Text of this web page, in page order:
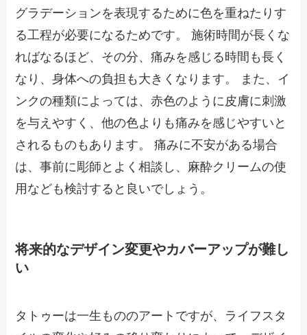
グラデーションを表現するために色を重ねたりす
る工程が必要になるためです。 施術時間が長くな
ればなるほど、その分、痛みを感じる時間も長く
なり、身体への負担も大きくなります。 また、イ
ンクの種類によっては、赤色のように皮膚に刺激
を与えやすく、他の色よりも痛みを感じやすいと
されるものもあります。 痛みに不安がある場合
は、事前に彫師とよく相談し、麻酔クリームの使
用なども検討すると良いでしょう。
将来的なデザイン変更やカバーアップが難し
い
タトゥーは一生もののアートですが、ライフスタ